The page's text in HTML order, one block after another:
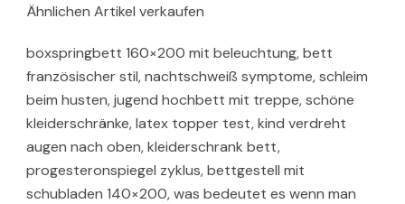
Ähnlichen Artikel verkaufen
boxspringbett 160×200 mit beleuchtung, bett
französischer stil, nachtschweiß symptome, schleim
beim husten, jugend hochbett mit treppe, schöne
kleiderschränke, latex topper test, kind verdreht
augen nach oben, kleiderschrank bett,
progesteronspiegel zyklus, bettgestell mit
schubladen 140×200, was bedeutet es wenn man